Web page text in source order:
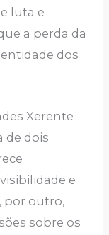
luta e
a perda da
dos
Xerente
de dois
e
por outro,
sobre os